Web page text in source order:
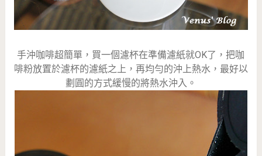
手沖咖啡超簡單，買一個濾杯在準備濾紙就OK了，把咖
啡粉放置於濾杯的濾紙之上，再均勻的沖上熱水，最好以
劃圓的方式緩慢的將熱水沖入。